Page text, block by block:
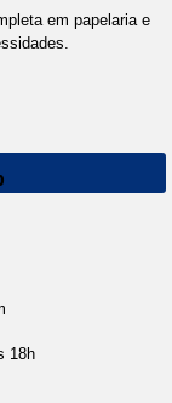
em papelaria e
18h